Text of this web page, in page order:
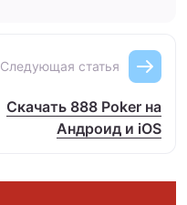
Следующая статья
Скачать 888 Poker на
Андроид и iOS